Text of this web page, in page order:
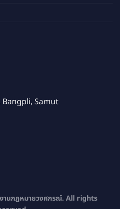
Samut
านกฎหมายวงศกรณ์. All rights